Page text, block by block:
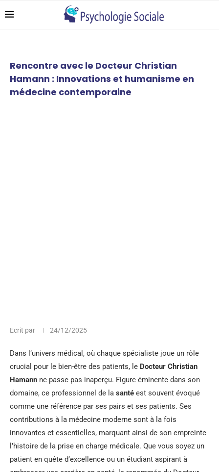
Rencontre avec le Docteur Christian
Hamann : Innovations et humanisme en
médecine contemporaine
Ecrit par 24/12/2025
Dans l’univers médical, où chaque spécialiste joue un rôle
crucial pour le bien-être des patients, le Docteur Christian
Hamann ne passe pas inaperçu. Figure éminente dans son
domaine, ce professionnel de la santé est souvent évoqué
comme une référence par ses pairs et ses patients. Ses
contributions à la médecine moderne sont à la fois
innovantes et essentielles, marquant ainsi de son empreinte
l’histoire de la prise en charge médicale. Que vous soyez un
patient en quête d’excellence ou un étudiant aspirant à